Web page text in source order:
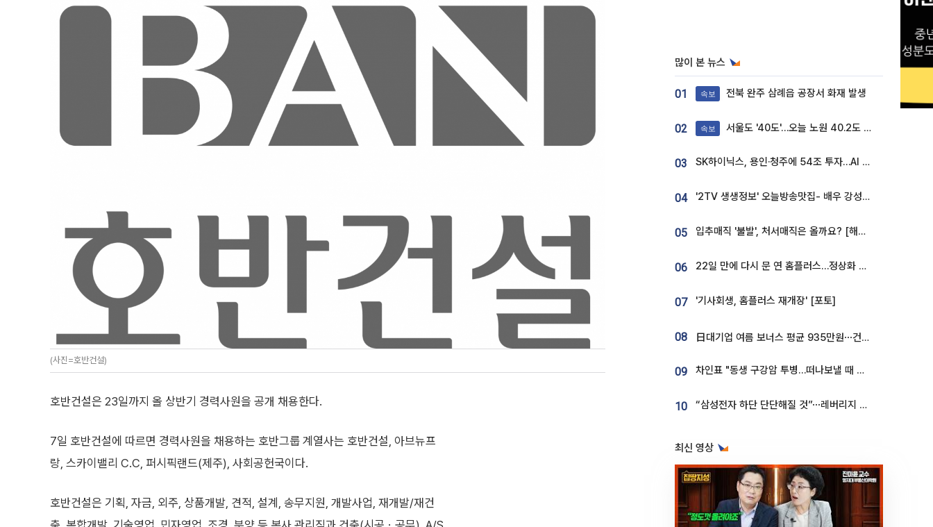
(사진=호반건설)
호반건설은 23일까지 올 상반기 경력사원을 공개 채용한다.
7일 호반건설에 따르면 경력사원을 채용하는 호반그룹 계열사는 호반건설, 아브뉴프
랑, 스카이밸리 C.C, 퍼시픽랜드(제주), 사회공헌국이다.
호반건설은 기획, 자금, 외주, 상품개발, 견적, 설계, 송무지원, 개발사업, 재개발/재건
많이 본 뉴스
01 속보 전북 완주 삼례읍 공장서 화재 발생
02 속보 서울도 '40도'…오늘 노원 40.2도 기록
03 SK하이닉스, 용인·청주에 54조 투자…AI 메모리 생산기지 키운다
04 '2TV 생생정보' 오늘방송맛집- 배우 강성진 단골! 쌀국수ㆍ푸팟퐁 커리 맛집 '블○○○'
05 입추매직 '불발', 처서매직은 올까요? [해시태그]
06 22일 만에 다시 문 연 홈플러스…정상화 바쁜데 재고 없어 ‘발동동’[가보니]
07 '기사회생, 홈플러스 재개장' [포토]
08 日대기업 여름 보너스 평균 935만원⋯건설회사 1800만 넘어
09 차인표 "동생 구강암 투병…떠나보낼 때 가장 힘들었다”
10 “삼성전자 하단 단단해질 것”⋯레버리지 규제에 쏠림 완화 [찐코노미]
최신 영상